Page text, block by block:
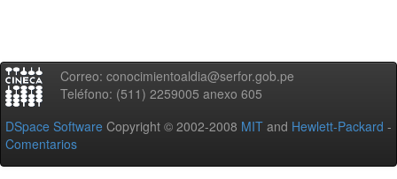
Correo: conocimientoaldia@serfor.gob.pe
Teléfono: (511) 2259005 anexo 605
DSpace Software Copyright © 2002-2008 MIT and Hewlett-Packard -
Comentarios